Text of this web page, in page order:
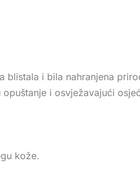
blistala i bila nahranjena
i osvježavajući
kože.